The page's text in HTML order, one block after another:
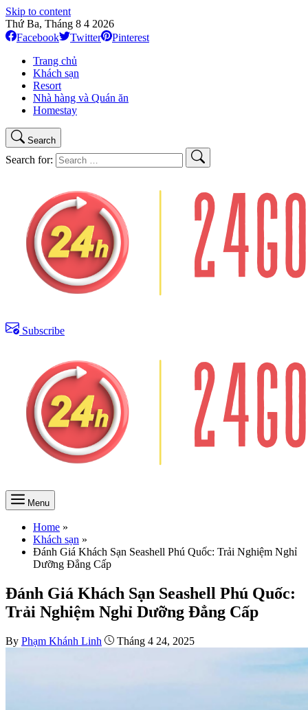
Skip to content
Thứ Ba, Tháng 8 4 2026
Facebook
Twitter
Pinterest
Trang chủ
Khách sạn
Resort
Nhà hàng và Quán ăn
Homestay
Search
Search for:
Subscribe
Menu
Home »
Khách sạn »
Đánh Giá Khách Sạn Seashell Phú Quốc: Trải Nghiệm Nghỉ
Dưỡng Đẳng Cấp
Đánh Giá Khách Sạn Seashell Phú Quốc:
Trải Nghiệm Nghỉ Dưỡng Đẳng Cấp
By Phạm Khánh Linh Tháng 4 24, 2025